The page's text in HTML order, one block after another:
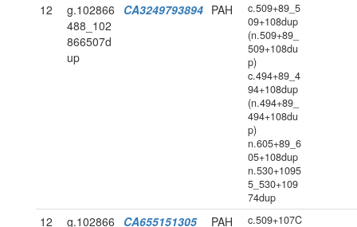
12
g.102866
488_102
866507d
up
CA3249793894 PAH
c.509+89_5
09+108dup
(n.509+89_
509+108du
p)
c.494+89_4
94+108dup
(n.494+89_
494+108du
p)
n.605+89_6
05+108dup
n.530+1095
5_530+109
74dup
12
g.102866
CA655151305 PAH
c.509+107C